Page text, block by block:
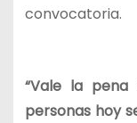
convocatoria.
“Vale la
personas hoy